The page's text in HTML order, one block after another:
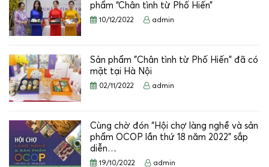
phẩm “Chân tình từ Phố Hiến”
10/12/2022 admin
Sản phẩm "Chân tình từ Phố Hiến" đã có
mặt tại Hà Nội
02/11/2022 admin
Cùng chờ đón “Hội chợ làng nghề và sản
phẩm OCOP lần thứ 18 năm 2022” sắp
diễn…
19/10/2022 admin